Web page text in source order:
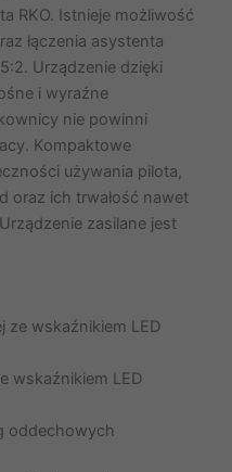
RKO. Istnieje możliwość
łączenia asystenta
Urządzenie dzięki
i wyraźne
nie powinni
Kompaktowe
używania pilota,
oraz ich trwałość nawet
zasilane jest
ze wskaźnikiem LED
wskaźnikiem LED
oddechowych